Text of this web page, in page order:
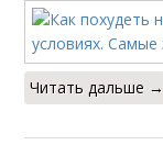
Читать дальше →